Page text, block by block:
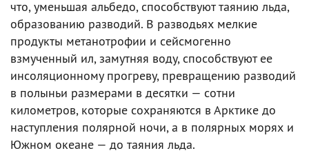
что, уменьшая альбедо, способствуют таянию льда,
образованию разводий. В разводьях мелкие
продукты метанотрофии и сейсмогенно
взмученный ил, замутняя воду, способствуют ее
инсоляционному прогреву, превращению разводий
в полыньи размерами в десятки — сотни
километров, которые сохраняются в Арктике до
наступления полярной ночи, а в полярных морях и
Южном океане — до таяния льда.